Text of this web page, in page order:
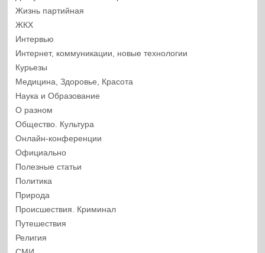
Жизнь партийная
ЖКХ
Интервью
Интернет, коммуникации, новые технологии
Курьезы
Медицина, Здоровье, Красота
Наука и Образование
О разном
Общество. Культура
Онлайн-конференции
Официально
Полезные статьи
Политика
Природа
Происшествия. Криминал
Путешествия
Религия